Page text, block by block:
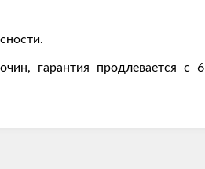
гарантия продлевается с 6